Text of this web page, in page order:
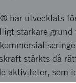
har utvecklats
starkare
stärkts då
aktiviteter, som